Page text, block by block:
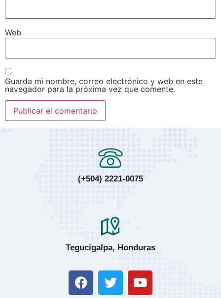
Web
Guarda mi nombre, correo electrónico y web en este
navegador para la próxima vez que comente.
(+504) 2221-0075
Tegucigalpa, Honduras